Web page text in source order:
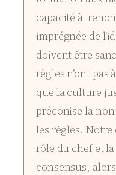
capacité à
imprégnée de
doivent être
règles n’ont
que la culture
préconise la
les règles.
rôle du chef et
consensus,